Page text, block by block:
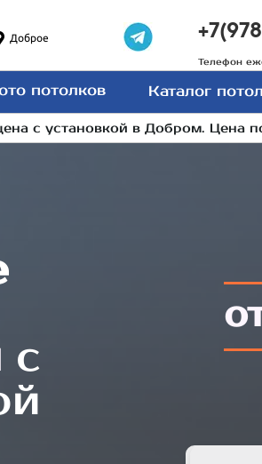
Доброе
Телефон
потолков Каталог
с установкой в Добром. Цена
с